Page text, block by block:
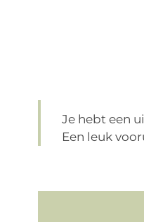
Je hebt een
Een leuk